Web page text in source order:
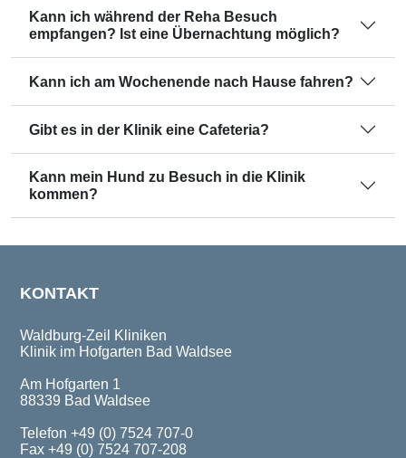
Kann ich während der Reha Besuch
empfangen? Ist eine Übernachtung möglich?
Kann ich am Wochenende nach Hause fahren?
Gibt es in der Klinik eine Cafeteria?
Kann mein Hund zu Besuch in die Klinik
kommen?
KONTAKT
Waldburg-Zeil Kliniken
Klinik im Hofgarten Bad Waldsee
Am Hofgarten 1
88339 Bad Waldsee
Telefon +49 (0) 7524 707-0
Fax +49 (0) 7524 707-208